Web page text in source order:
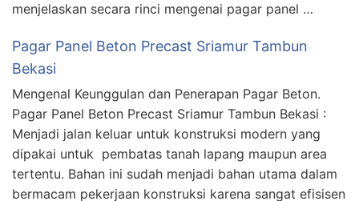
menjelaskan secara rinci mengenai pagar panel …
Pagar Panel Beton Precast Sriamur Tambun
Bekasi
Mengenal Keunggulan dan Penerapan Pagar Beton.
Pagar Panel Beton Precast Sriamur Tambun Bekasi :
Menjadi jalan keluar untuk konstruksi modern yang
dipakai untuk pembatas tanah lapang maupun area
tertentu. Bahan ini sudah menjadi bahan utama dalam
bermacam pekerjaan konstruksi karena sangat efisisen